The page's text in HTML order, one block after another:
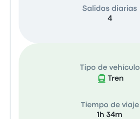
Salidas diarias
4
Tipo de vehículo
Tren
Tiempo de viaje
1h 34m